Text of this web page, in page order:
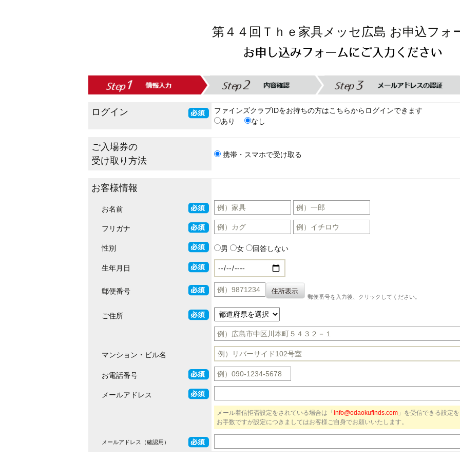
第４４回Ｔｈｅ家具メッセ広島 お申込フォ
ログイン
ファインズクラブIDをお持ちの方はこちらからログインできます
あり
なし
ご入場券の
受け取り方法
携帯・スマホで受け取る
お客様情報
お名前
フリガナ
性別 男 女 回答しない
生年月日
郵便番号
郵便番号を入力後、クリックしてください。
ご住所
マンション・ビル名
お電話番号
メールアドレス
メール着信拒否設定をされている場合は「 info@odaokufinds.com 」を受信できる設定
お手数ですが設定につきましてはお客様ご自身でお願いいたします。
メールアドレス（確認用）